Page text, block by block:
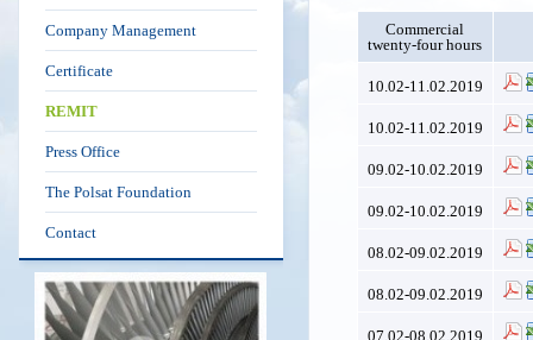
Company Management
Certificate
REMIT
Press Office
The Polsat Foundation
Contact
Commercial
twenty-four hours
10.02-11.02.2019
10.02-11.02.2019
09.02-10.02.2019
09.02-10.02.2019
08.02-09.02.2019
08.02-09.02.2019
07.02-08.02.2019